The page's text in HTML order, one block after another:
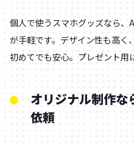
個人で使うスマホグッズなら
が手軽です。デザイン性も高く
初めてでも安心。プレゼント用
オリジナル制作な
依頼